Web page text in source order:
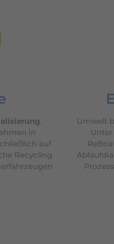
.
in
auf
Recycling
Umwelt